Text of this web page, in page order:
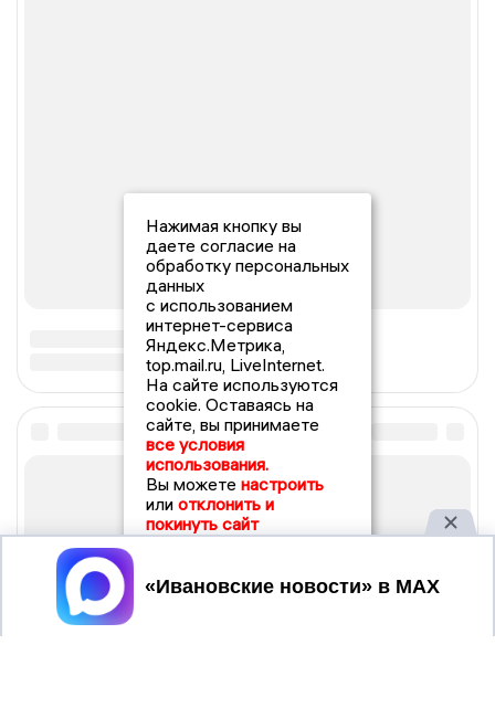
Нажимая кнопку вы
даете согласие на
обработку персональных
данных
с использованием
интернет-сервиса
Яндекс.Метрика,
top.mail.ru, LiveInternet.
На сайте используются
cookie. Оставаясь на
сайте, вы принимаете
все условия
использования.
Вы можете настроить
или отклонить и
покинуть сайт
Принять